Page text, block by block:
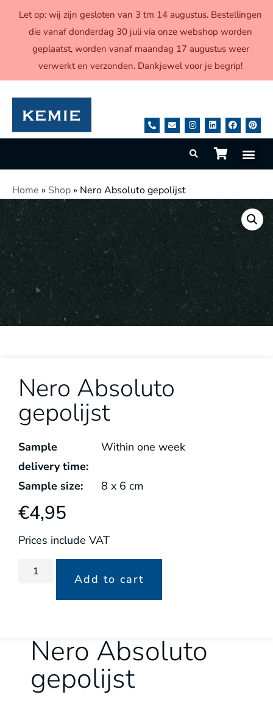
Home » Shop » Nero Absoluto gepolijst
Nero Absoluto
gepolijst
Sample
delivery time:
Within one week
Sample size: 8 x6 cm
€4,95
Prices include VAT
Add to cart
Nero Absoluto
gepolijst
Let op: wij zijn gesloten van 3 tm 14 augustus. Bestellingen
die vanaf donderdag 30 juli via onze webshop worden
geplaatst, worden vanaf maandag 17 augustus weer
verwerkt en verzonden. Dankjewel voor je begrip!